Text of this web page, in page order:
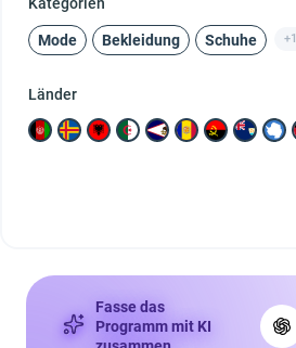
Mode Bekleidung Schuhe
Länder
Fasse das
Programm mit KI